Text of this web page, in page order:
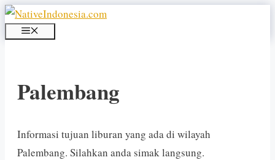
Langsung
Palembang
Informasi tujuan liburan yang ada di wilayah
Palembang. Silahkan anda simak langsung.